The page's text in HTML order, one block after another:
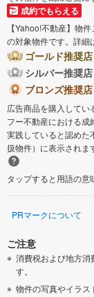
成約でもらえる
【Yahoo!不動産】物
の対象物件です。詳細
ゴールド推奨店
シルバー推奨店
ブロンズ推奨店
広告商品を購入してい
フー不動産における成
実践していると認めた
扱物件）に表示されま
タップすると用語の意
PRマークについて
ご注意
消費税および地方消
す。
物件の写真やイラス